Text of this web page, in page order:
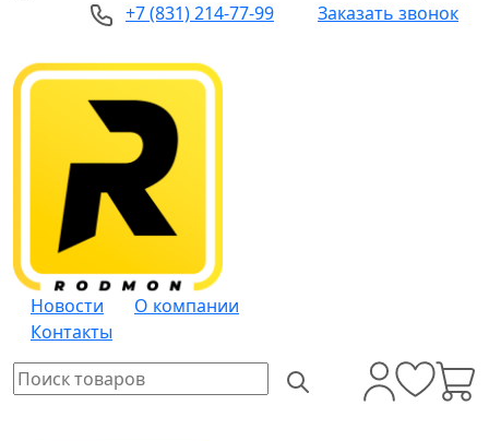
+7 (831) 214-77-99
Заказать звонок
Новости
О компании
Контакты